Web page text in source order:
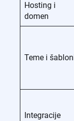
Hosting i
domen
Teme i
Integracije